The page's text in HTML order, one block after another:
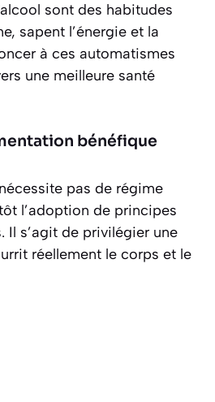
sont des habitudes
sapent l’énergie et la
à ces automatismes
une meilleure santé
bénéfique
pas de régime
l’adoption de principes
Il s’agit de privilégier une
réellement le corps et le